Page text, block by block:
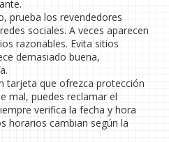
prueba los revendedores
sociales. A veces aparecen
razonables. Evita sitios
demasiado buena,
tarjeta que ofrezca protección
mal, puedes reclamar el
verifica la fecha y hora
horarios cambian según la